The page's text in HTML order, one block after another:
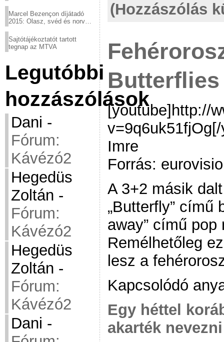
Marcel Bezençon díjátadó
2015: Olasz, svéd és norvég
Sajtótájékoztatót tartott
tegnap az MTVA
Legutóbbi
hozzászólások
Dani -
Fórum:
Kávézó2
Hegedüs
Zoltán -
Fórum:
Kávézó2
Hegedüs
Zoltán -
Fórum:
Kávézó2
Dani -
(Hozzászólás
Butterflies
[youtube]http://
Imre
Forrás:
A 3+2 másik
„Butterfly” című
away” című
Remélhetőleg
lesz a
Kapcsolódó
Egy héttel
akarték